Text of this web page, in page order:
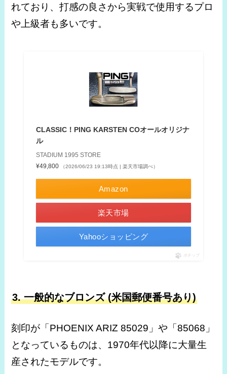
れており、打感の良さから実戦で使用するプロ
や上級者も多いです。
CLASSIC！PING KARSTEN COオールオリジナ
ル
STADIUM 1995 STORE
¥49,800
（2026/06/23 19:13時点 | 楽天市場調べ）
Amazon
楽天市場
Yahooショッピング
ポチップ
3. 一般的なブロンズ (米国郵便番号あり)
刻印が「PHOENIX ARIZ 85029」や「85068」
となっているものは、1970年代以降に大量生
産されたモデルです。